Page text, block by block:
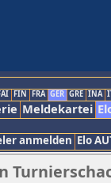
FIN FRA GER GRE INA
Meldekartei
anmelden Elo